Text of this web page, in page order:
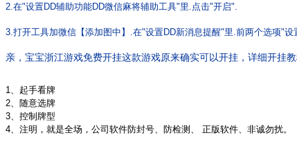
2.在"设置DD辅助功能DD微信麻将辅助工具"里.点击"开启".
3.打开工具加微信【添加图中】.在"设置DD新消息提醒"里.前两个选项"
亲 ，宝宝浙江游戏免费开挂这款游戏原来确实可以开挂 ， 详细开挂
1、起手看牌
2、随意选牌
3、控制牌型
4、注明，就是全场，公司软件防封号、防检测、 正版软件、非诚勿扰。